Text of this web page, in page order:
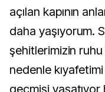
açılan kapının
daha yaşıyorum.
şehitlerimizin
nedenle
geçmişi